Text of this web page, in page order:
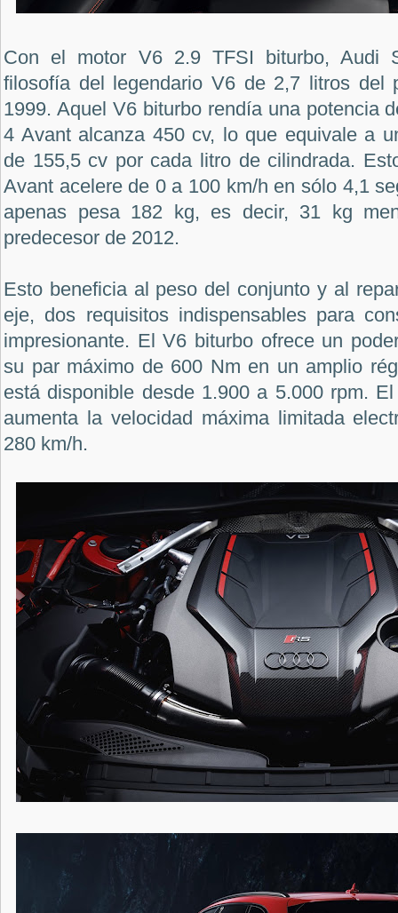
Con el motor V6 2.9 TFSI biturbo, Audi
filosofía del legendario V6 de 2,7 litros del
1999. Aquel V6 biturbo rendía una potencia
4 Avant alcanza 450 cv, lo que equivale a
de 155,5 cv por cada litro de cilindrada.
Avant acelere de 0 a 100 km/h en sólo 4,1
apenas pesa 182 kg, es decir, 31 kg
predecesor de 2012.
Esto beneficia al peso del conjunto y al
eje, dos requisitos indispensables para
impresionante. El V6 biturbo ofrece un
su par máximo de 600 Nm en un amplio
está disponible desde 1.900 a 5.000 rpm.
aumenta la velocidad máxima limitada
280 km/h.